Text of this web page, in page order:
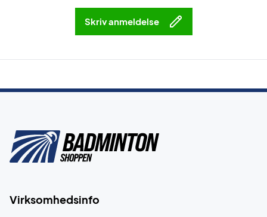
Skriv anmeldelse
Virksomhedsinfo